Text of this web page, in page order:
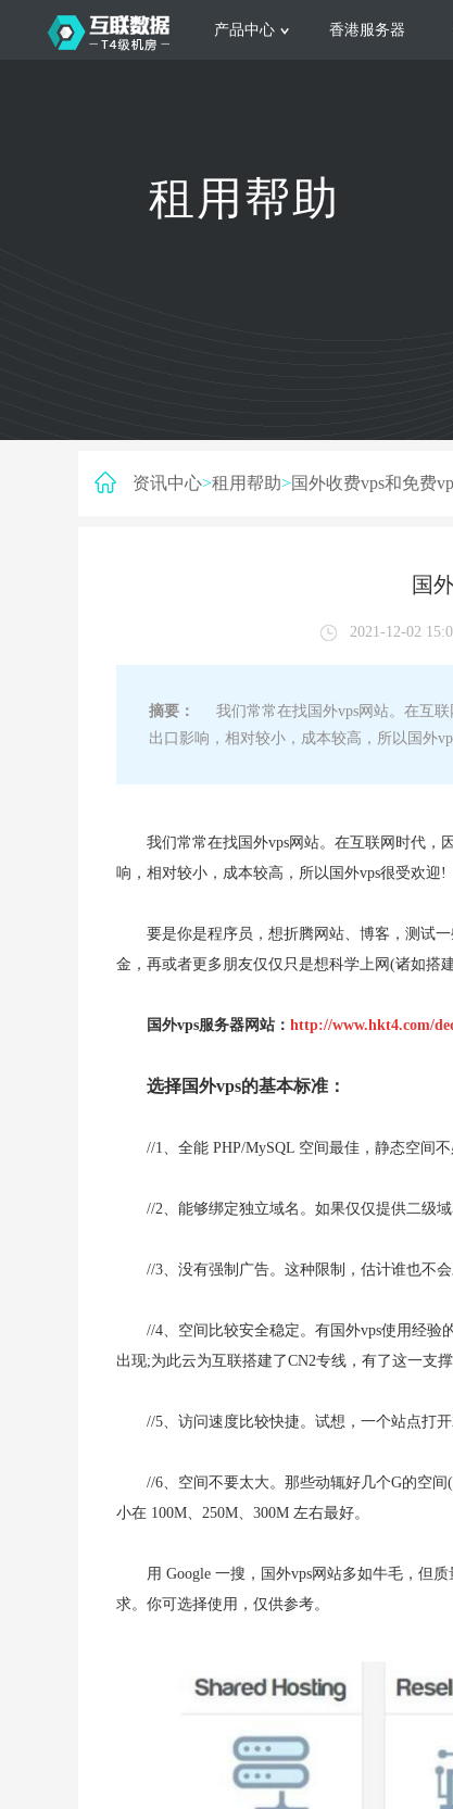
产品中心
新加坡服务器 台湾服务器
香港服务器
根据不同规模的网站提供可定制化的架
构和 一站式协助
租用帮助
资讯中心>租用帮助>国外收费vps和免费
国
2021-12-02
摘要：
我们常常在找国外vps网站。在互联
出口影响，相对较小，成本较高，所以国外
我们常常在找国外vps网站。在互联网时代，因
响，相对较小，成本较高，所以国外vps很受欢迎!
要是你是程序员，想折腾网站、博客，测试
金，再或者更多朋友仅仅只是想科学上网(诸如搭
国外vps服务器网站： http://www.hkt4.com/
选择国外vps的基本标准：
//1、全能 PHP/MySQL 空间最佳，静态空间
//2、能够绑定独立域名。如果仅仅提供二级
//3、没有强制广告。这种限制，估计谁也不
//4、空间比较安全稳定。有国外vps使用经验
出现;为此云为互联搭建了CN2专线，有了这一支
//5、访问速度比较快捷。试想，一个站点打
//6、空间不要太大。那些动辄好几个G的空间
小在 100M、250M、300M 左右最好。
用 Google 一搜，国外vps网站多如牛毛，但
求。你可选择使用，仅供参考。